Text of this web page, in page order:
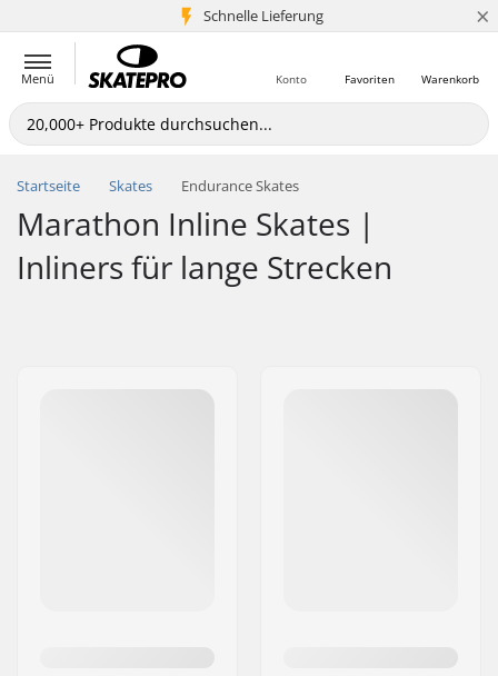
Schnelle Lieferung
5+ Mio. Kunden ×
Menü Warenkorb
Favoriten
Konto
Startseite Skates Endurance Skates
Marathon Inline Skates |
Inliners für lange Strecken